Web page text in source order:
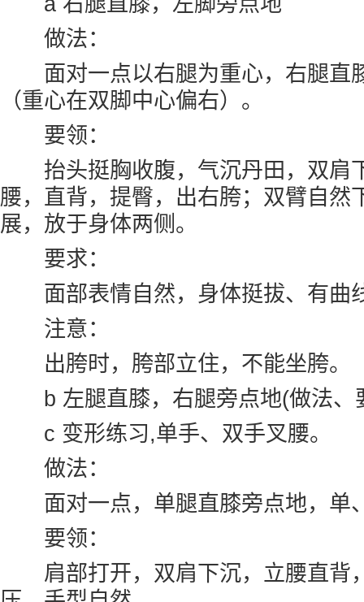
做法：
面对一点以右腿为重心，右腿直
（重心在双脚中心偏右）。
要领：
抬头挺胸收腹，气沉丹田，双肩
腰，直背，提臀，出右胯；双臂自然
展，放于身体两侧。
要求：
面部表情自然，身体挺拔、有曲
注意：
出胯时，胯部立住，不能坐胯。
b 左腿直膝，右腿旁点地(做法、
c 变形练习,单手、双手叉腰。
做法：
面对一点，单腿直膝旁点地，单
要领：
肩部打开，双肩下沉，立腰直背